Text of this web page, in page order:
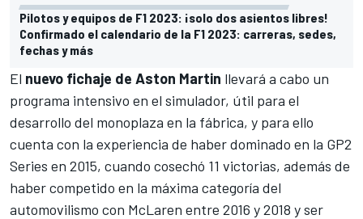
Pilotos y equipos de F1 2023: ¡solo dos asientos libres!
Confirmado el calendario de la F1 2023: carreras, sedes,
fechas y más
El nuevo fichaje de Aston Martin llevará a cabo un
programa intensivo en el simulador, útil para el
desarrollo del monoplaza en la fábrica, y para ello
cuenta con la experiencia de haber dominado en la GP2
Series en 2015, cuando cosechó 11 victorias, además de
haber competido en la máxima categoría del
automovilismo con McLaren entre 2016 y 2018 y ser